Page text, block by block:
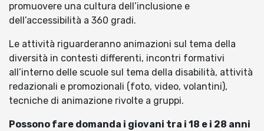
promuovere una cultura dell’inclusione e
dell’accessibilità a 360 gradi.
Le attività riguarderanno animazioni sul tema della
diversità in contesti differenti, incontri formativi
all’interno delle scuole sul tema della disabilità, attività
redazionali e promozionali (foto, video, volantini),
tecniche di animazione rivolte a gruppi.
Possono fare domanda i giovani tra i 18 e i 28 anni